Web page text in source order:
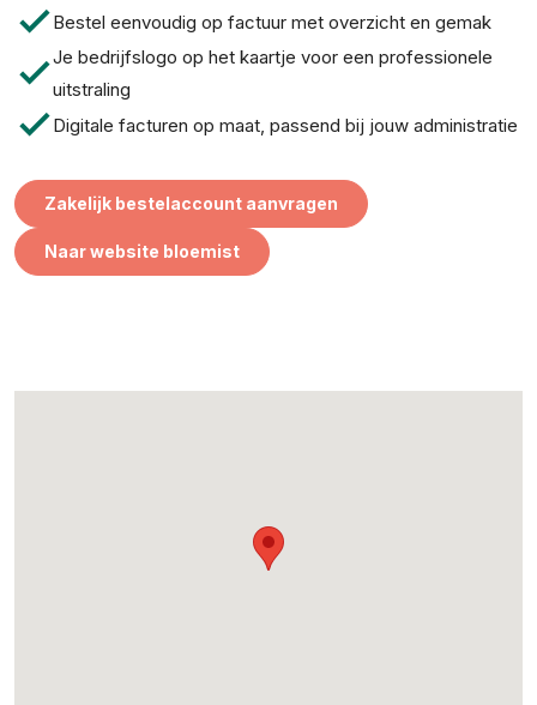
checkBestel eenvoudig op factuur met overzicht en gemak
checkJe bedrijfslogo op het kaartje voor een professionele
uitstraling
checkDigitale facturen op maat, passend bij jouw administratie
Zakelijk bestelaccount aanvragen
Naar website bloemist